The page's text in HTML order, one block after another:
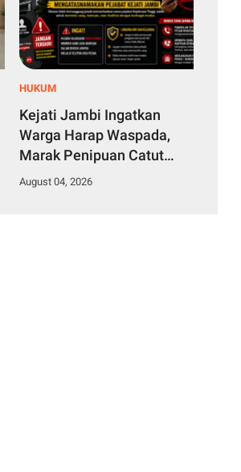
HUKUM
Kejati Jambi Ingatkan
Warga Harap Waspada,
Marak Penipuan Catut
Nama Kajati hingga
August 04, 2026